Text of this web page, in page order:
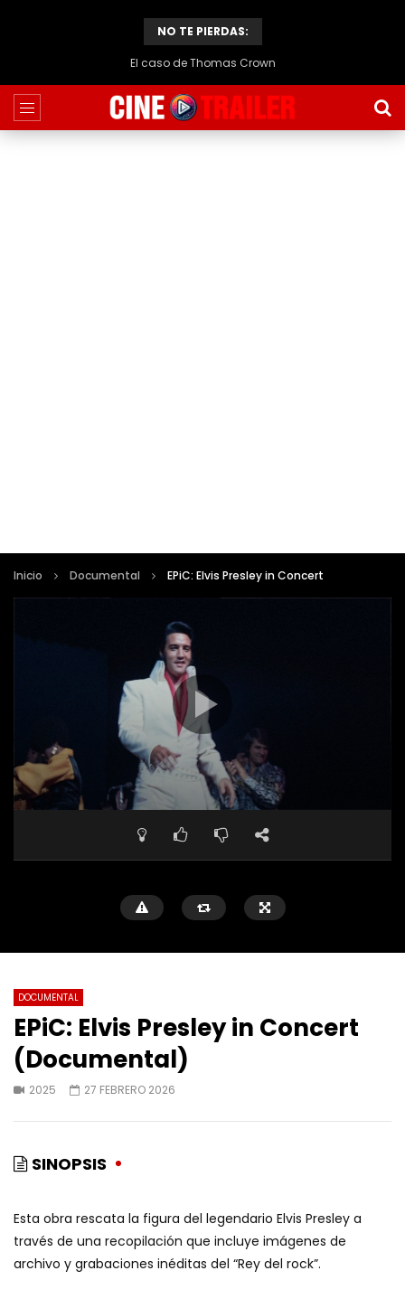
NO TE PIERDAS:
El caso de Thomas Crown
Inicio Documental EPiC: Elvis Presley in Concert
DOCUMENTAL
EPiC: Elvis Presley in Concert
(Documental)
2025 27 FEBRERO 2026
SINOPSIS
Esta obra rescata la figura del legendario Elvis Presley a
través de una recopilación que incluye imágenes de
archivo y grabaciones inéditas del “Rey del rock”.